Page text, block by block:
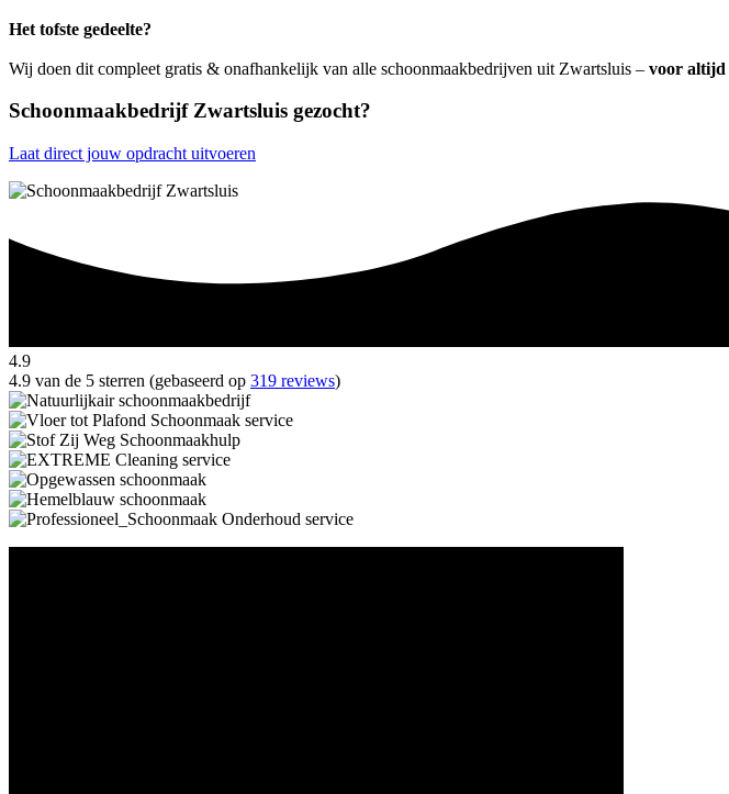
Het tofste gedeelte?
Wij doen dit compleet gratis & onafhankelijk van alle schoonmaakbedrijven uit Zwartsluis – voor altijd
Schoonmaakbedrijf Zwartsluis gezocht?
Laat direct jouw opdracht uitvoeren
4.9
4.9 van de 5 sterren (gebaseerd op 319 reviews)